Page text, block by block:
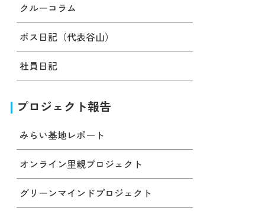
クルーコラム
ボス日記（代表谷山）
社員日記
プロジェクト報告
みらい基地レポート
オンライン里親プロジェクト
グリーンマインドプロジェクト